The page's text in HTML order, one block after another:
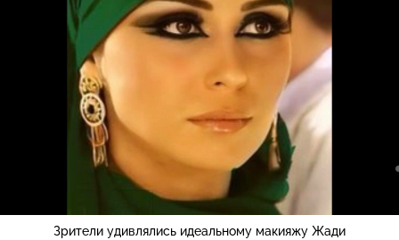
Зрители удивлялись идеальному макияжу Жади